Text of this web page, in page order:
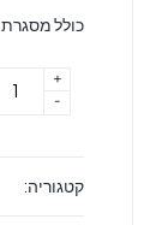
כולל מסגרת
כמות
-
+
קטגוריה: